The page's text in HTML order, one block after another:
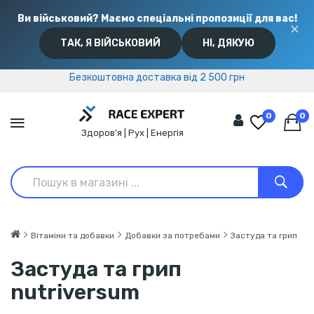
Ви військовий? Маємо спеціальні пропозиції для вас!
ТАК, Я ВІЙСЬКОВИЙ НІ, ДЯКУЮ
✕
Безкоштовна доставка від 2 500 грн
Безкоштовна доставка від 2 500 грн
Здоров’я | Рух | Енергія
0 0
Вітаміни та добавки Добавки за потребами Застуда та грип
Застуда та грип
nutriversum